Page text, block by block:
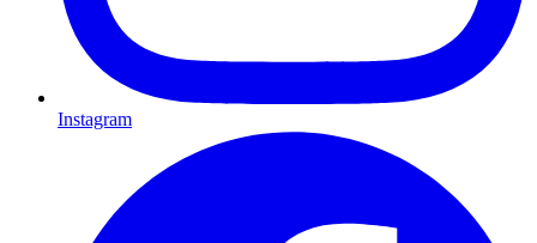
Instagram